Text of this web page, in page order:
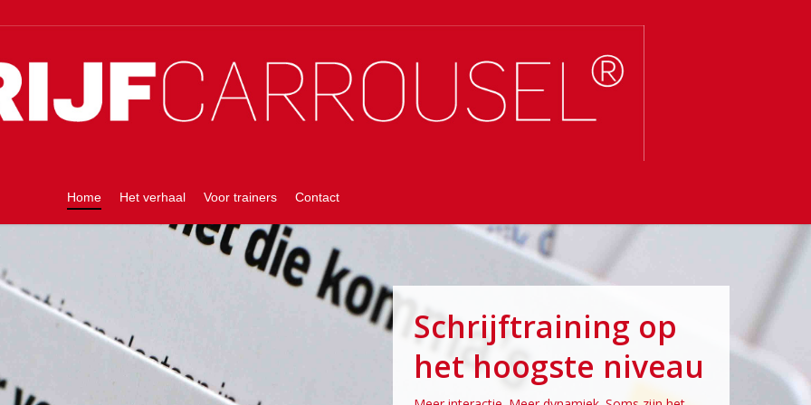
Home Het verhaal Voor trainers Contact
Schrijftraining op
het hoogste niveau